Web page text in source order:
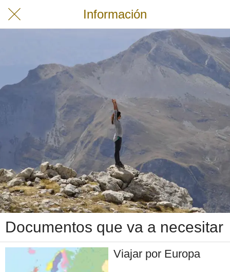
Información
Documentos que va a necesitar
Viajar por Europa